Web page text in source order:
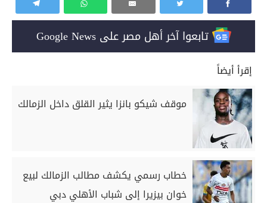
تابعوا آخر أهل مصر على Google News
إقرأ أيضاً
موقف شيكو بانزا يثير القلق داخل الزمالك
خطاب رسمي يكشف مطالب الزمالك لبيع
خوان بيزيرا إلى شباب الأهلي دبي